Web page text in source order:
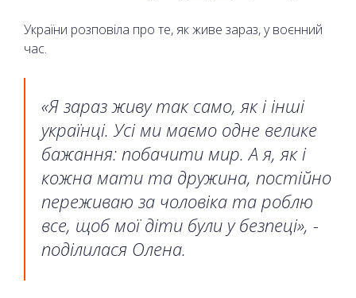
України розповіла про те, як живе зараз, у воєнний
час.
«Я зараз живу так само, як і інші
українці. Усі ми маємо одне велике
бажання: побачити мир. А я, як і
кожна мати та дружина, постійно
переживаю за чоловіка та роблю
все, щоб мої діти були у безпеці», -
поділилася Олена.